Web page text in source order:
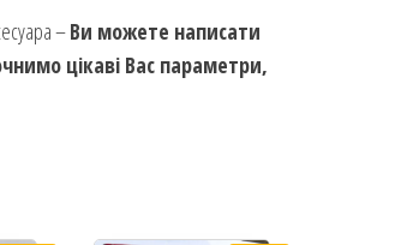
–Ви можете написати
цікаві Вас параметри,